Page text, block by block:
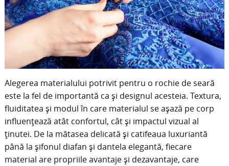
Alegerea materialului potrivit pentru o rochie de seară
este la fel de importantă ca și designul acesteia. Textura,
fluiditatea și modul în care materialul se așază pe corp
influențează atât confortul, cât și impactul vizual al
ținutei. De la mătasea delicată și catifeaua luxuriantă
până la șifonul diafan și dantela elegantă, fiecare
material are propriile avantaje și dezavantaje, care